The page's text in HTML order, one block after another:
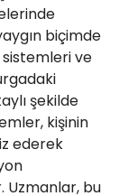
biçimde
ve
şekilde
kişinin
ederek
bu